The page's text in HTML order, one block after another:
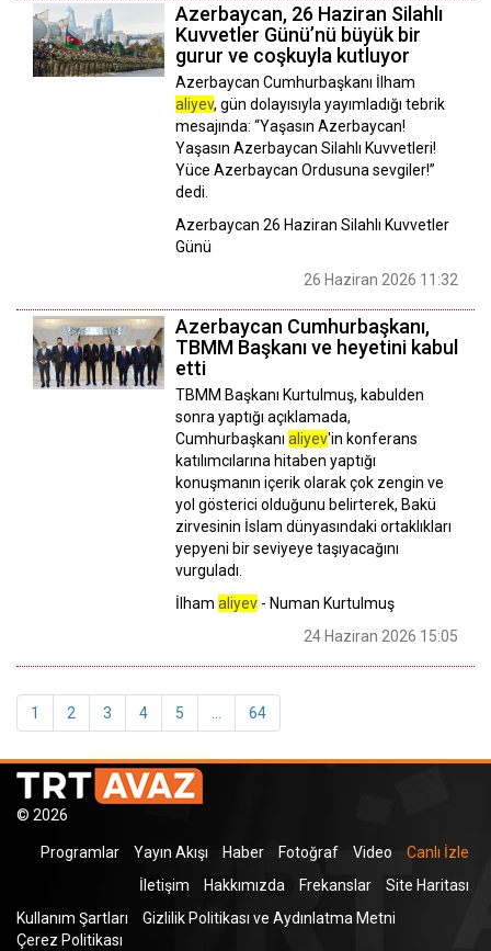
Azerbaycan, 26 Haziran Silahlı
Kuvvetler Günü’nü büyük bir
gurur ve coşkuyla kutluyor
Azerbaycan Cumhurbaşkanı İlham
aliyev, gün dolayısıyla yayımladığı tebrik
mesajında: “Yaşasın Azerbaycan!
Yaşasın Azerbaycan Silahlı Kuvvetleri!
Yüce Azerbaycan Ordusuna sevgiler!”
dedi.
Azerbaycan 26 Haziran Silahlı Kuvvetler
Günü
26 Haziran 2026 11:32
Azerbaycan Cumhurbaşkanı,
TBMM Başkanı ve heyetini kabul
etti
TBMM Başkanı Kurtulmuş, kabulden
sonra yaptığı açıklamada,
Cumhurbaşkanı aliyev'in konferans
katılımcılarına hitaben yaptığı
konuşmanın içerik olarak çok zengin ve
yol gösterici olduğunu belirterek, Bakü
zirvesinin İslam dünyasındaki ortaklıkları
yepyeni bir seviyeye taşıyacağını
vurguladı.
İlham aliyev - Numan Kurtulmuş
24 Haziran 2026 15:05
1 2 3 4 5 64
© 2026
Programlar Yayın Akışı Haber Fotoğraf Video
Canlı İzle
İletişim
Hakkımızda Frekanslar
Site Haritası
Kullanım Şartları
Gizlilik Politikası ve Aydınlatma Metni
Çerez Politikası